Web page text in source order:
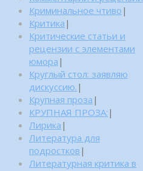
Криминальное чтиво |
Критика |
Критические статьи и
рецензии с элементами
юмора |
Круглый стол: заявляю
дискуссию. |
Крупная проза |
КРУПНАЯ ПРОЗА: |
Лирика |
Литература для
подростков |
Литературная критика в